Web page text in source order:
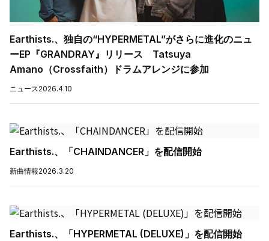
Earthists.、独自の“HYPERMETAL”がさらに進化のニュ
ーEP『GRANDRAY』リリース Tatsuya
Amano（Crossfaith）ドラムアレンジに参加
ニュース2026.4.10
Earthists.、「CHAINDANCER」を配信開始
新曲情報2026.3.20
Earthists.、「HYPERMETAL (DELUXE)」を配信開始